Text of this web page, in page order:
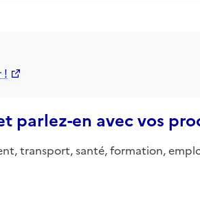
!
parlez-en avec vos
transport, santé, formation,